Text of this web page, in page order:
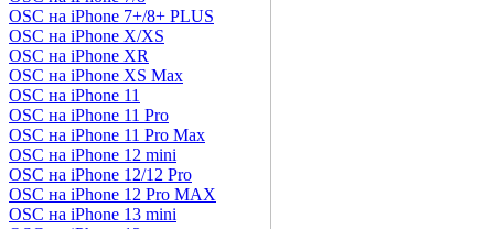
OSC на iPhone 7+/8+ PLUS
OSC на iPhone X/XS
OSC на iPhone XR
OSC на iPhone XS Max
OSC на iPhone 11
OSC на iPhone 11 Pro
OSC на iPhone 11 Pro Max
OSC на iPhone 12 mini
OSC на iPhone 12/12 Pro
OSC на iPhone 12 Pro MAX
OSC на iPhone 13 mini